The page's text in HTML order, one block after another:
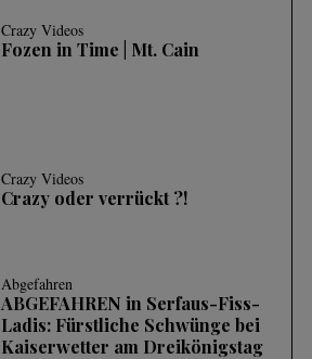
Crazy Videos
Fozen in Time | Mt. Cain
Crazy Videos
Crazy oder verrückt ?!
Abgefahren
ABGEFAHREN in Serfaus-Fiss-
Ladis: Fürstliche Schwünge bei
Kaiserwetter am Dreikönigstag